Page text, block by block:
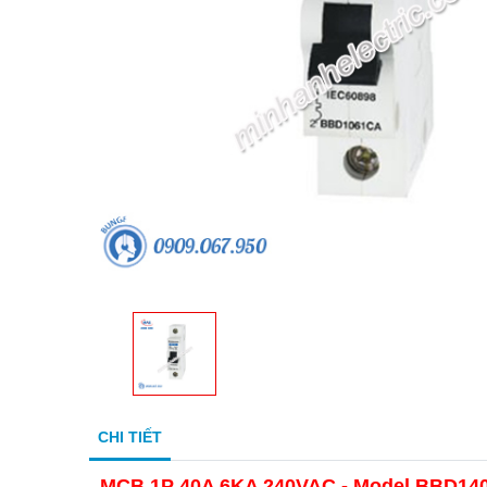
CHI TIẾT